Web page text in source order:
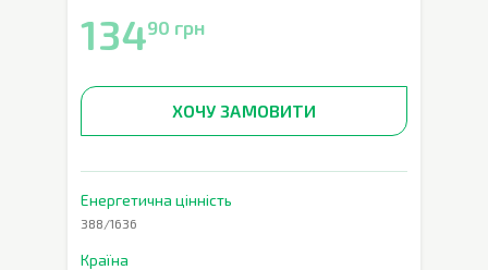
13490 грн
ХОЧУ ЗАМОВИТИ
Енергетична цінність
388/1636
Країна